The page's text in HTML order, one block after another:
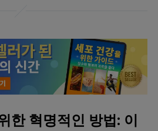
한 혁명적인 방법: 이